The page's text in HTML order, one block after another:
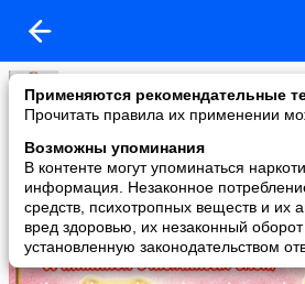
Применяются рекомендательные
Прочитать правила их применении
Возможны упоминания
В контенте могут упоминаться
информация. Незаконное
средств, психотропных веществ и их
вред здоровью, их незаконный
установленную законодательством
Оксана
added a photo
07 Jan в 22:29